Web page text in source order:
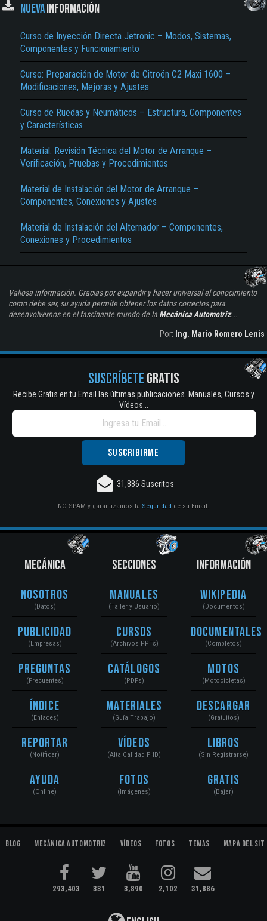
NUEVAINFORMACIÓN
Curso de Inyección Directa Jetronic – Modos, Sistemas,
Componentes y Funcionamiento
Curso: Preparación de Motor de Citroën C2 Maxi 1600 –
Modificaciones, Mejoras y Ajustes
Curso de Ruedas y Neumáticos – Estructura, Componentes
y Características
Material: Revisión Técnica del Motor de Arranque –
Verificación, Pruebas y Procedimientos
Material de Instalación del Motor de Arranque –
Componentes, Conexiones y Ajustes
Material de Instalación del Alternador – Componentes,
Conexiones y Procedimientos
Valiosa información. Gracias por expandir y hacer universal el conocimiento
como debe ser, su ayuda permite obtener los datos correctos para
desenvolvernos en el fascinante mundo de la Mecánica Automotriz...
Por: Ing. Mario Romero Lenis
SUSCRÍBETEGRATIS
Recibe Gratis en tu Email las últimas publicaciones. Manuales, Cursos y
Vídeos...
31,886 Suscritos
NO SPAM y garantizamos la Seguridad de su Email.
MECÁNICA
Nosotros
(Datos)
Publicidad
(Empresas)
Preguntas
(Frecuentes)
Índice
(Enlaces)
Reportar
(Notificar)
Ayuda
(Online)
SECCIONES
Manuales
(Taller y Usuario)
Cursos
(Archivos PPTs)
Catálogos
(PDFs)
Materiales
(Guía Trabajo)
Vídeos
(Alta Calidad FHD)
Fotos
(Imágenes)
INFORMACIÓN
Wikipedia
(Documentos)
Documentales
(Completos)
Motos
(Motocicletas)
Descargar
(Gratuitos)
Libros
(Sin Registrarse)
Gratis
(Bajar)
Blog Mecánica Automotriz Vídeos Fotos Temas Mapa del
293,403 331 3,890 2,102 31,886